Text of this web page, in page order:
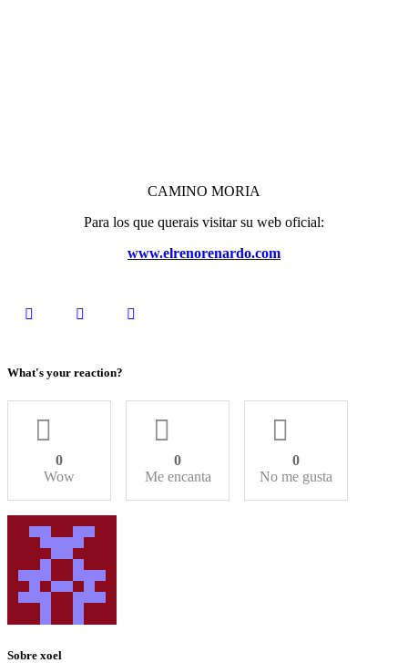
CAMINO MORIA
Para los que querais visitar su web oficial:
www.elrenorenardo.com
What's your reaction?
0
Wow
0
Me encanta
0
No me gusta
Sobre xoel